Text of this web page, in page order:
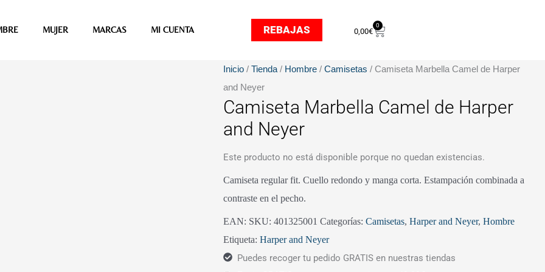
MUJER MARCAS MI CUENTA REBAJAS 0,00€
0
Carrito
Inicio /Tienda / Hombre /Camisetas / Camiseta Marbella Camel de Harper
and Neyer
Camiseta Marbella Camel de Harper
and Neyer
Este producto no está disponible porque no quedan existencias.
Camiseta regular fit. Cuello redondo y manga corta. Estampación combinada a
contraste en el pecho.
EAN: SKU:401325001 Categorías:Camisetas,Harper and Neyer,Hombre
Etiqueta:Harper and Neyer
Puedes recoger tu pedido GRATIS en nuestras tiendas